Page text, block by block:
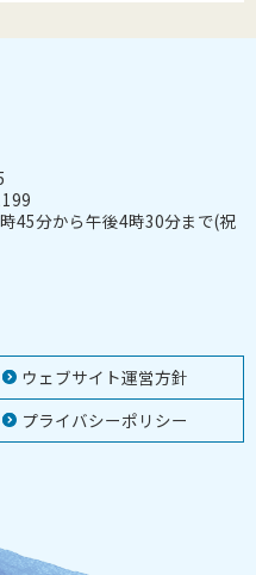
ウェブサイト運営方針
プライバシーポリシー
45分から午後4時30分まで(祝